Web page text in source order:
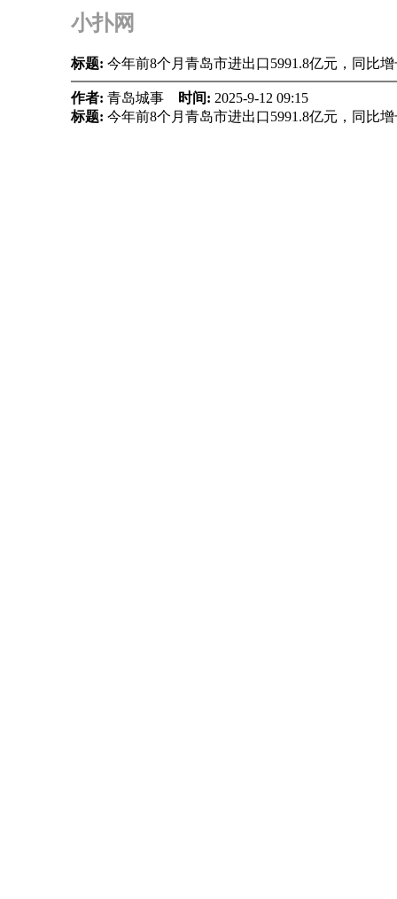
小扑网
标题: 今年前8个月青岛市进出口5991.8亿元，同比
作者: 青岛城事 时间: 2025-9-12 09:15
标题: 今年前8个月青岛市进出口5991.8亿元，同比增